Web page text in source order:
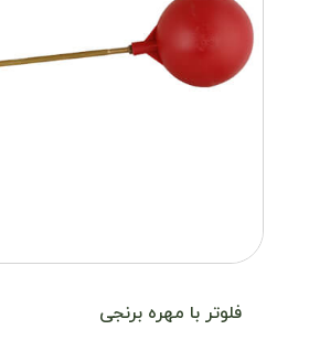
فلوتر با مهره برنجی